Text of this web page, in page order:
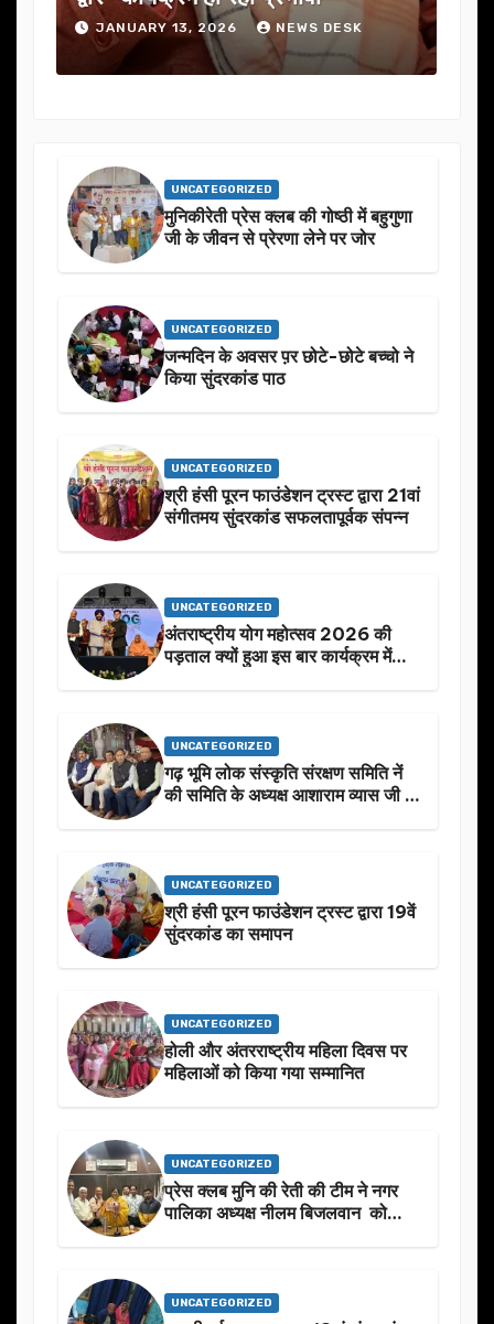
JANUARY 13, 2026 NEWS DESK
UNCATEGORIZED
मुनिकीरेती प्रेस क्लब की गोष्ठी में बहुगुणा
जी के जीवन से प्रेरणा लेने पर जोर
UNCATEGORIZED
जन्मदिन के अवसर प़र छोटे-छोटे बच्चो ने
किया सुंदरकांड पाठ
UNCATEGORIZED
श्री हंसी पूरन फाउंडेशन ट्रस्ट द्वारा 21वां
संगीतमय सुंदरकांड सफलतापूर्वक संपन्न
UNCATEGORIZED
अंतराष्ट्रीय योग महोत्सव 2026 की
पड़ताल क्यों हुआ इस बार कार्यक्रम में
UNCATEGORIZED
गढ़ भूमि लोक संस्कृति संरक्षण समिति नें
की समिति के अध्यक्ष आशाराम व्यास जी के
UNCATEGORIZED
श्री हंसी पूरन फाउंडेशन ट्रस्ट द्वारा 19वें
सुंदरकांड का समापन
UNCATEGORIZED
होली और अंतरराष्ट्रीय महिला दिवस पर
महिलाओं को किया गया सम्मानित
UNCATEGORIZED
प्रेस क्लब मुनि की रेती की टीम ने नगर
पालिका अध्यक्ष नीलम बिजलवान को
UNCATEGORIZED